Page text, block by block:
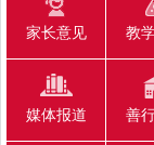
家长意见 教
媒体报道 善